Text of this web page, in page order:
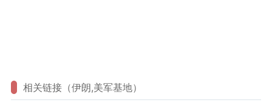
相关链接（伊朗,美军基地）